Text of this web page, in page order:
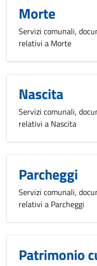
Morte
Servizi comunali,
relativi a Morte
Nascita
Servizi comunali,
relativi a Nascita
Parcheggi
Servizi comunali,
relativi a Parcheggi
Patrimonio